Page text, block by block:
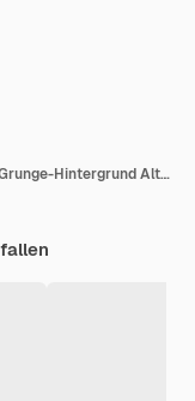
Neon-Kreisrahmen auf dunkelblauem Grunge-Hintergrund Alte leuchtende Wandbetontextur Vektorleuchtendes Design